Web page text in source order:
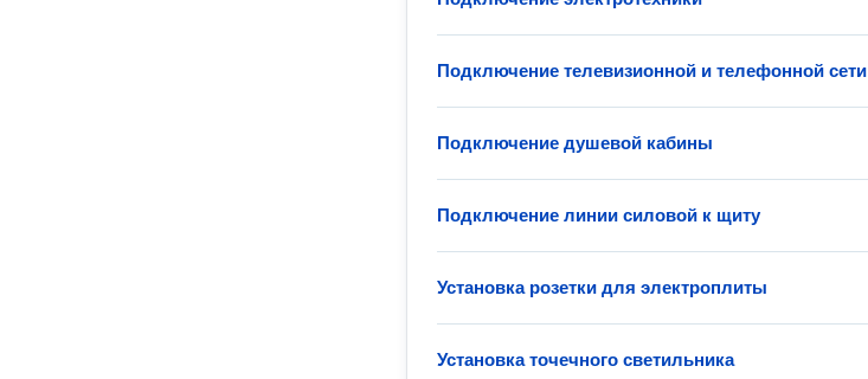
Подключение телевизионной и телефонной сети
Подключение душевой кабины
Подключение линии силовой к щиту
Установка розетки для электроплиты
Установка точечного светильника